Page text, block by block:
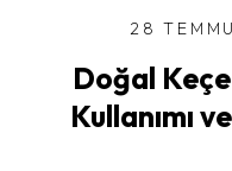
28
Doğal
Kullanımı